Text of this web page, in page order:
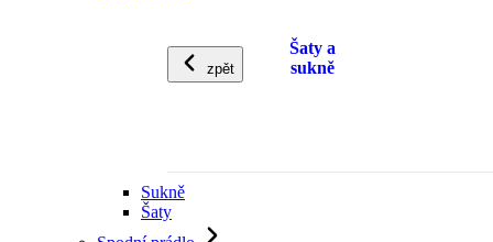
zpět
Šaty a
sukně
Sukně
Šaty